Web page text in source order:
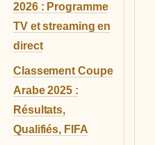
2026 : Programme
TV et streaming en
direct
Classement Coupe
Arabe 2025 :
Résultats,
Qualifiés, FIFA